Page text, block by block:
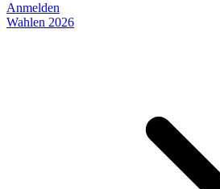
Anmelden
Wahlen 2026